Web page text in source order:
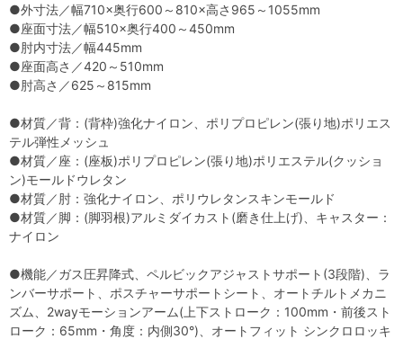
●外寸法／幅710×奥行600～810×高さ965～1055mm
●座面寸法／幅510×奥行400～450mm
●肘内寸法／幅445mm
●座面高さ／420～510mm
●肘高さ／625～815mm
●材質／背：(背枠)強化ナイロン、ポリプロピレン(張り地)ポリエス
テル弾性メッシュ
●材質／座：(座板)ポリプロピレン(張り地)ポリエステル(クッショ
ン)モールドウレタン
●材質／肘：強化ナイロン、ポリウレタンスキンモールド
●材質／脚：(脚羽根)アルミダイカスト(磨き仕上げ)、キャスター：
ナイロン
●機能／ガス圧昇降式、ペルビックアジャストサポート(3段階)、ラ
ンバーサポート、ポスチャーサポートシート、オートチルトメカニ
ズム、2wayモーションアーム(上下ストローク：100mm・前後スト
ローク：65mm・角度：内側30°)、オートフィット シンクロロッキ